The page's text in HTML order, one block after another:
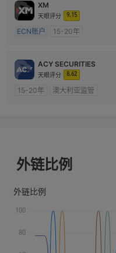
XM
天眼评分 9.15
ECN账户
15-20年
主标MT4
ACY SECURITIES
天眼评分 8.62
15-20年
澳大利亚监管
外链比例